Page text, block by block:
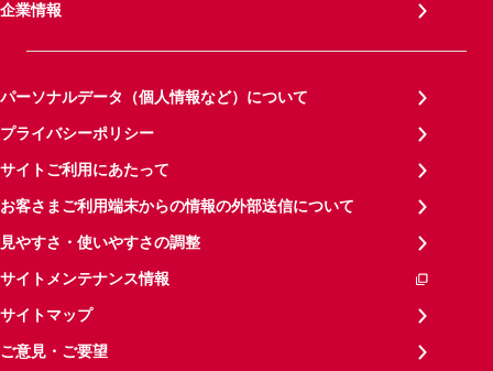
企業情報
パーソナルデータ（個人情報など）について
プライバシーポリシー
サイトご利用にあたって
お客さまご利用端末からの情報の外部送信について
見やすさ・使いやすさの調整
サイトメンテナンス情報
サイトマップ
ご意見・ご要望